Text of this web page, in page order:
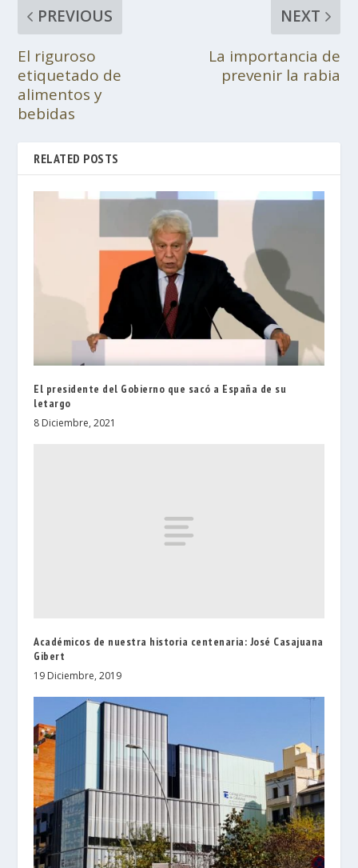
PREVIOUS
El riguroso
etiquetado de
alimentos y
bebidas
NEXT
La importancia de
prevenir la rabia
RELATED POSTS
El presidente del Gobierno que sacó a España de su
letargo
8 Diciembre, 2021
Académicos de nuestra historia centenaria: José Casajuana
Gibert
19 Diciembre, 2019